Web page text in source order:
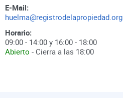
E-Mail:
huelma@registrodelapropiedad.org
Horario:
09:00 - 14:00 y 16:00 - 18:00
Abierto - Cierra a las 18:00